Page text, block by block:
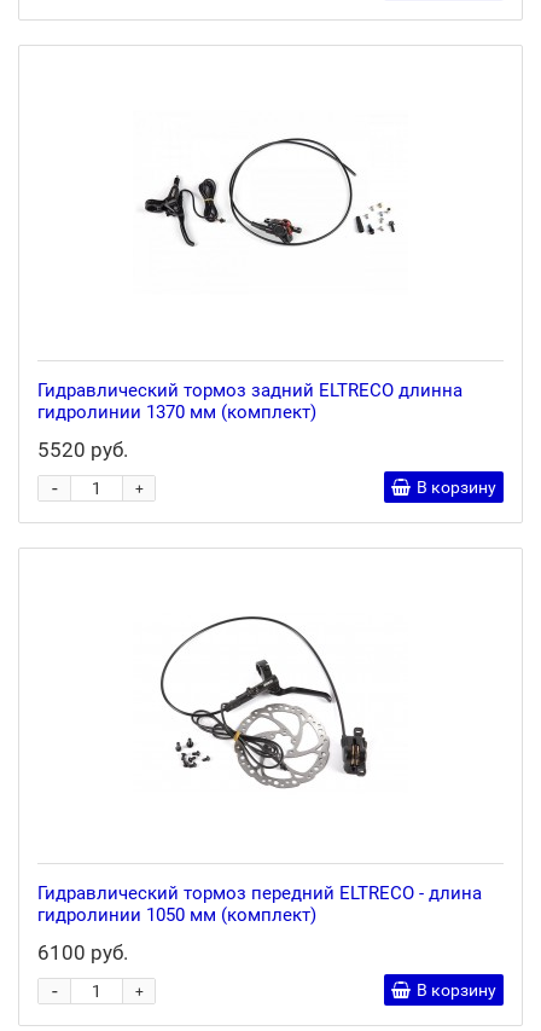
Гидравлический тормоз задний ELTRECO длинна
гидролинии 1370 мм (комплект)
5520 руб.
+
- В корзину
Гидравлический тормоз передний ELTRECO - длина
гидролинии 1050 мм (комплект)
6100 руб.
+
- В корзину